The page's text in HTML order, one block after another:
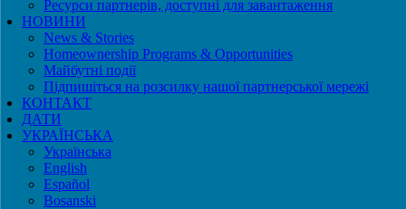
Ресурси партнерів, доступні для завантаження
НОВИНИ
News & Stories
Homeownership Programs & Opportunities
Майбутні події
Підпишіться на розсилку нашої партнерської мережі
КОНТАКТ
ДАТИ
УКРАЇНСЬКА
Українська
English
Español
Bosanski